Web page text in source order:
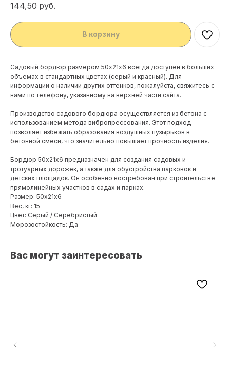
144,50 руб.
В корзину
Садовый бордюр размером 50х21х6 всегда доступен в больших
объемах в стандартных цветах (серый и красный). Для
информации о наличии других оттенков, пожалуйста, свяжитесь с
нами по телефону, указанному на верхней части сайта.
Производство садового бордюра осуществляется из бетона с
использованием метода вибропрессования. Этот подход
позволяет избежать образования воздушных пузырьков в
бетонной смеси, что значительно повышает прочность изделия.
Бордюр 50х21х6 предназначен для создания садовых и
тротуарных дорожек, а также для обустройства парковок и
детских площадок. Он особенно востребован при строительстве
прямолинейных участков в садах и парках.
Размер: 50х21х6
Вес, кг: 15
Цвет: Серый / Серебристый
Морозостойкость: Да
Вас могут заинтересовать